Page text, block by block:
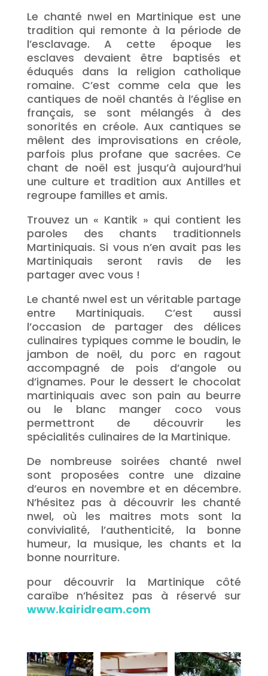
Le chanté nwel en Martinique est une
tradition qui remonte à la période de
l’esclavage. A cette époque les
esclaves devaient être baptisés et
éduqués dans la religion catholique
romaine. C’est comme cela que les
cantiques de noël chantés à l’église en
français, se sont mélangés à des
sonorités en créole. Aux cantiques se
mêlent des improvisations en créole,
parfois plus profane que sacrées. Ce
chant de noël est jusqu’à aujourd’hui
une culture et tradition aux Antilles et
regroupe familles et amis.
Trouvez un « Kantik » qui contient les
paroles des chants traditionnels
Martiniquais. Si vous n’en avait pas les
Martiniquais seront ravis de les
partager avec vous !
Le chanté nwel est un véritable partage
entre Martiniquais. C’est aussi
l’occasion de partager des délices
culinaires typiques comme le boudin, le
jambon de noël, du porc en ragout
accompagné de pois d’angole ou
d’ignames. Pour le dessert le chocolat
martiniquais avec son pain au beurre
ou le blanc manger coco vous
permettront de découvrir les
spécialités culinaires de la Martinique.
De nombreuse soirées chanté nwel
sont proposées contre une dizaine
d’euros en novembre et en décembre.
N’hésitez pas à découvrir les chanté
nwel, où les maitres mots sont la
convivialité, l’authenticité, la bonne
humeur, la musique, les chants et la
bonne nourriture.
pour découvrir la Martinique côté
caraïbe n’hésitez pas à réservé sur
www.kairidream.com